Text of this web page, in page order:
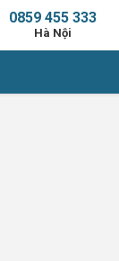
0859 455 333
Hà Nội